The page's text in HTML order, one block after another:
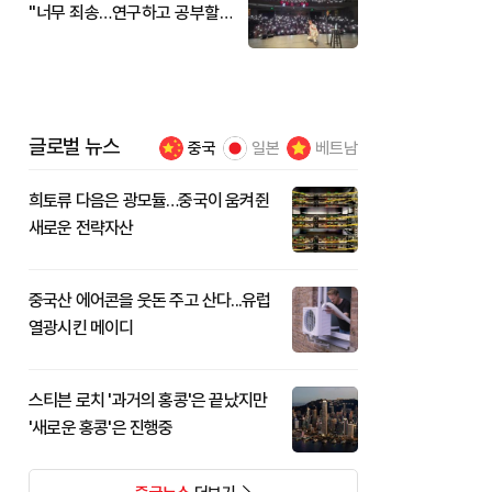
"너무 죄송…연구하고 공부할
글로벌 뉴스 중국 일본 베트남
희토류 다음은 광모듈…중국이 움켜쥔
새로운 전략자산
중국산 에어콘을 웃돈 주고 산다...유럽
열광시킨 메이디
스티븐 로치 '과거의 홍콩'은 끝났지만
'새로운 홍콩'은 진행중